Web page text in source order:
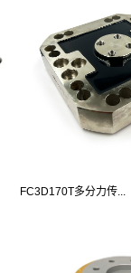
FC3D170T多分力传...